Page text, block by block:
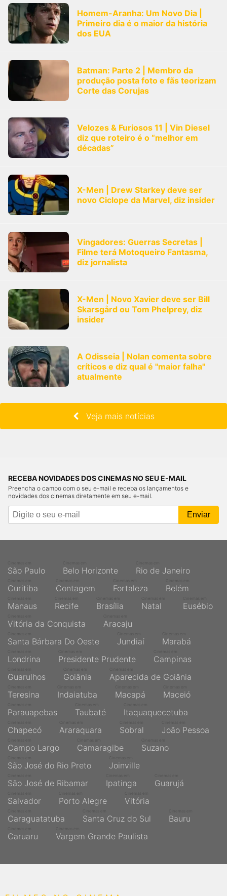
Homem-Aranha: Um Novo Dia |
Primeiro dia é o maior da história
dos EUA
Batman: Parte 2 | Membro da
produção posta foto e fãs teorizam
Corte das Corujas
Velozes & Furiosos 11 | Vin Diesel
diz que roteiro é o “melhor em
décadas”
X-Men | Drew Starkey deve ser
novo Ciclope da Marvel, diz insider
Vingadores: Guerras Secretas |
Filme terá Motoqueiro Fantasma,
diz jornalista
X-Men | Novo Xavier deve ser Bill
Skarsgård ou Tom Phelprey, diz
insider
A Odisseia | Nolan comenta sobre
críticos e diz qual é "maior falha"
atualmente
Veja mais notícias
RECEBA NOVIDADES DOS CINEMAS NO SEU E-MAIL
Preencha o campo com o seu e-mail e receba os lançamentos e
novidades dos cinemas diretamente em seu e-mail.
São Paulo Belo Horizonte Rio de Janeiro
Curitiba Contagem Fortaleza Belém
Manaus Recife Brasília Natal Eusébio
Vitória da Conquista Aracaju
Santa Bárbara Do Oeste Jundiaí Marabá
Londrina Presidente Prudente Campinas
Guarulhos Goiânia Aparecida de Goiânia
Teresina Indaiatuba Macapá Maceió
Parauapebas Taubaté Itaquaquecetuba
Chapecó Araraquara Sobral João Pessoa
Campo Largo Camaragibe Suzano
São José do Rio Preto Joinville
São José de Ribamar Ipatinga Guarujá
Salvador Porto Alegre Vitória
Caraguatatuba Santa Cruz do Sul Bauru
Caruaru Vargem Grande Paulista